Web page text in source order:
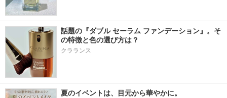
話題の『ダブル セーラム ファンデーション』。そ
の特徴と色の選び方は？
クラランス
夏のイベントは、目元から華やかに。